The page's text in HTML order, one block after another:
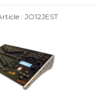
: JO12JEST